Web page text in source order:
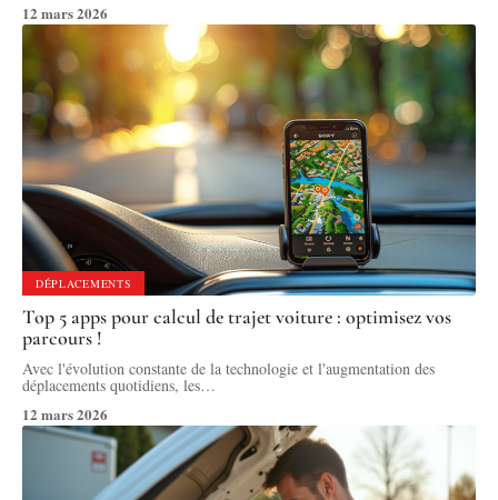
12 mars 2026
DÉPLACEMENTS
Top 5 apps pour calcul de trajet voiture : optimisez vos
parcours !
Avec l'évolution constante de la technologie et l'augmentation des
déplacements quotidiens, les…
12 mars 2026